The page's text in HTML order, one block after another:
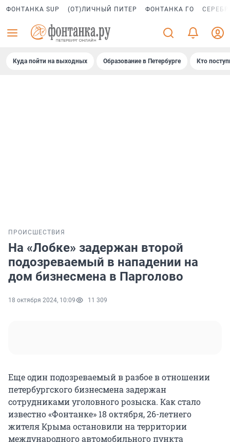
ФОНТАНКА SUP (ОТ)ЛИЧНЫЙ ПИТЕР ФОНТАНКА ГО
Куда пойти на выходных Образование в Петербурге Кто
ПРОИСШЕСТВИЯ
На «Лобке» задержан второй
подозреваемый в нападении на
дом бизнесмена в Парголово
18 октября 2024, 10:09 11 309
Еще один подозреваемый в разбое в отношении
петербургского бизнесмена задержан
сотрудниками уголовного розыска. Как стало
известно «Фонтанке» 18 октября, 26-летнего
жителя Крыма остановили на территории
международного автомобильного пункта